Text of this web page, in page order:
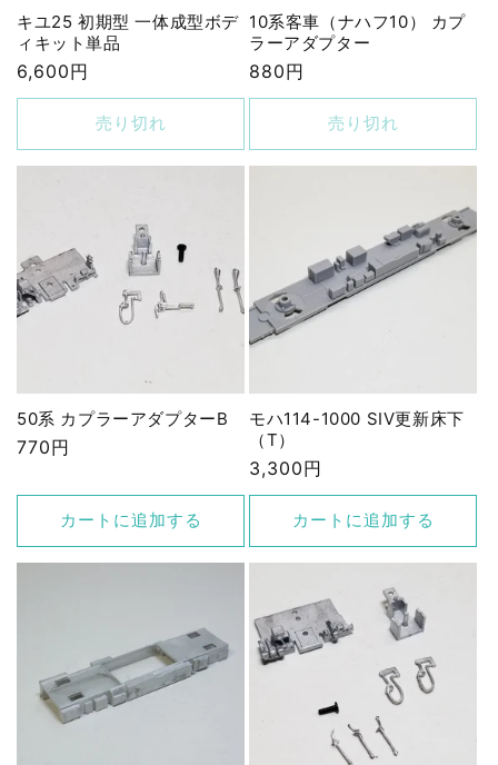
キユ25 初期型 一体成型ボデ
ィキット単品
通
常
格
6,600円
売り切れ
10系客車（ナハフ10） カプ
ラーアダプター
通
常
格
880円
売り切れ
50系 カプラーアダプターB
通
価
770円
カートに追加する
モハ114-1000 SIV更新床下
（T）
通
常
格
3,300円
カートに追加する